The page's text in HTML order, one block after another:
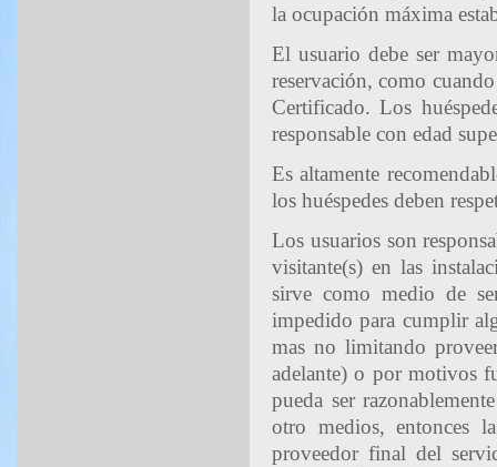
la ocupación máxima
El usuario debe ser
reservación, como
Certificado. Los
responsable con edad
Es altamente
los huéspedes deben
Los usuarios son
visitante(s) en las
sirve como medio de
impedido para cumplir
mas no limitando
adelante) o por motivos
pueda ser
otro medios, entonces
proveedor final del